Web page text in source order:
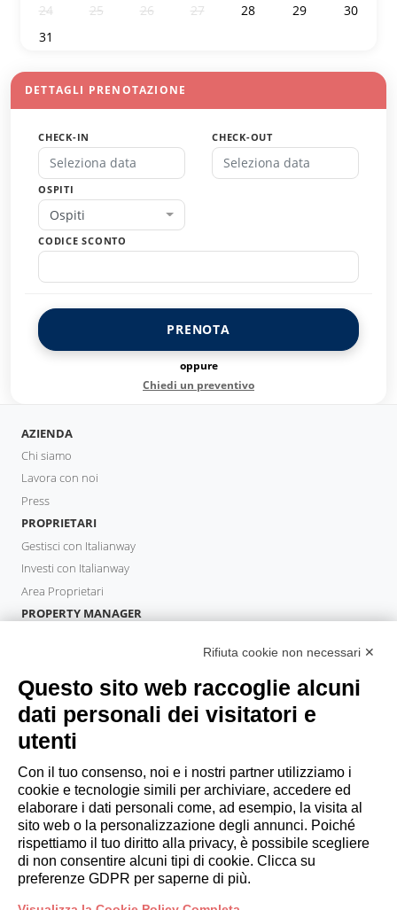
24
25 26 27 28 29
30
31
DETTAGLI PRENOTAZIONE
CHECK-IN CHECK-OUT
OSPITI
Ospiti
CODICE SCONTO
PRENOTA
oppure
Chiedi un preventivo
AZIENDA
Chi siamo
Lavora con noi
Press
PROPRIETARI
Gestisci con Italianway
Investi con Italianway
Area Proprietari
PROPERTY MANAGER
OSPITI
Prenota un soggiorno
Soggiorni lunghi
Esperienze per gli ospiti
Sconti per gli ospiti
Convenzioni per Aziende
booking@italianway.house
+390286882952
Rifiuta cookie non necessari ✕
Questo sito web raccoglie alcuni
dati personali dei visitatori e
utenti
Con il tuo consenso, noi e i nostri partner utilizziamo i
cookie e tecnologie simili per archiviare, accedere ed
elaborare i dati personali come, ad esempio, la visita al
sito web o la personalizzazione degli annunci. Poiché
rispettiamo il tuo diritto alla privacy, è possibile scegliere
di non consentire alcuni tipi di cookie. Clicca su
preferenze GDPR per saperne di più.